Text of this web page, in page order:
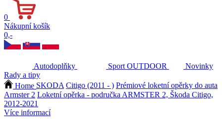
0
Nákupní košík
0,-
Autodoplňky Sport OUTDOOR
Novinky
Rady a tipy
Home SKODA Citigo (2011 - ) Prémiové loketní opěrky do auta
Armster 2 Loketní opěrka - područka ARMSTER 2, Škoda Citigo,
2012-2021
Více informací